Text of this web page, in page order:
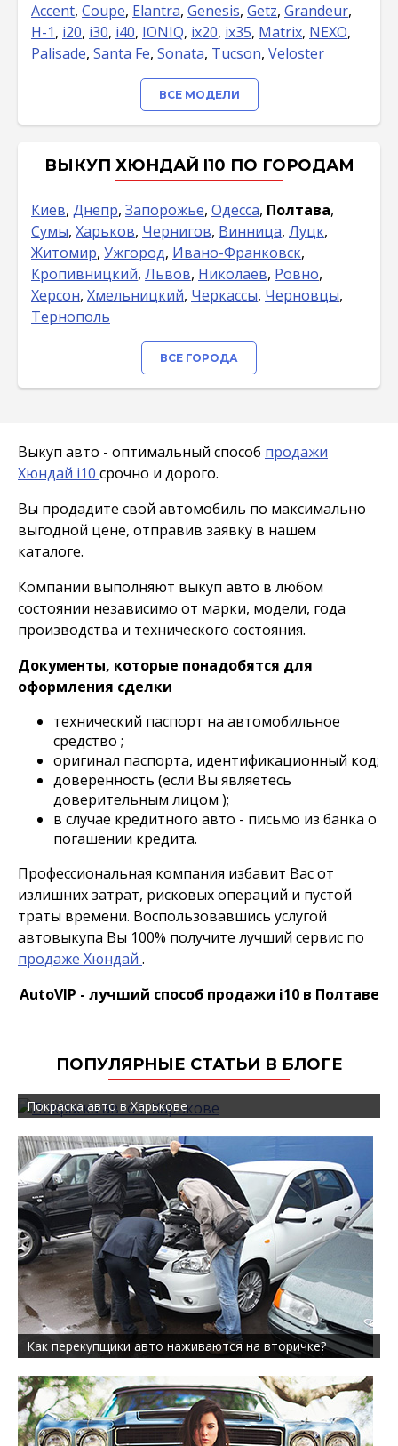
Accent, Coupe, Elantra, Genesis, Getz, Grandeur,
H-1, i20, i30, i40, IONIQ, ix20, ix35, Matrix, NEXO,
Palisade, Santa Fe, Sonata, Tucson, Veloster
ВСЕ МОДЕЛИ
ВЫКУП ХЮНДАЙ I10 ПО ГОРОДАМ
Киев, Днепр, Запорожье, Одесса, Полтава,
Сумы, Харьков, Чернигов, Винница, Луцк,
Житомир, Ужгород, Ивано-Франковск,
Кропивницкий, Львов, Николаев, Ровно,
Херсон, Хмельницкий, Черкассы, Черновцы,
Тернополь
ВСЕ ГОРОДА
Выкуп авто - оптимальный способ продажи
Хюндай i10 срочно и дорого.
Вы продадите свой автомобиль по максимально
выгодной цене, отправив заявку в нашем
каталоге.
Компании выполняют выкуп авто в любом
состоянии независимо от марки, модели, года
производства и технического состояния.
Документы, которые понадобятся для
оформления сделки
технический паспорт на автомобильное
средство ;
оригинал паспорта, идентификационный код;
доверенность (если Вы являетесь
доверительным лицом );
в случае кредитного авто - письмо из банка о
погашении кредита.
Профессиональная компания избавит Вас от
излишних затрат, рисковых операций и пустой
траты времени. Воспользовавшись услугой
автовыкупа Вы 100% получите лучший сервис по
продаже Хюндай .
AutoVIP - лучший способ продажи i10 в Полтаве
ПОПУЛЯРНЫЕ СТАТЬИ В БЛОГЕ
Покраска авто в Харькове
Как перекупщики авто наживаются на вторичке?